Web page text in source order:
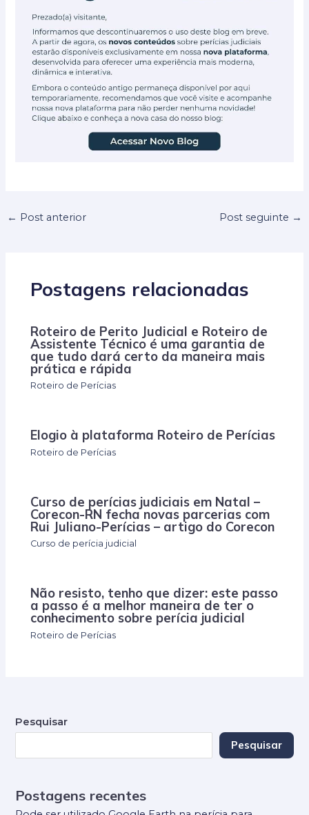
← Post anterior Post seguinte →
Postagens relacionadas
Roteiro de Perito Judicial e Roteiro de
Assistente Técnico é uma garantia de
que tudo dará certo da maneira mais
prática e rápida
Roteiro de Perícias
Elogio à plataforma Roteiro de Perícias
Roteiro de Perícias
Curso de perícias judiciais em Natal –
Corecon-RN fecha novas parcerias com
Rui Juliano-Perícias – artigo do Corecon
Curso de perícia judicial
Não resisto, tenho que dizer: este passo
a passo é a melhor maneira de ter o
conhecimento sobre perícia judicial
Roteiro de Perícias
Pesquisar
Pesquisar
Postagens recentes